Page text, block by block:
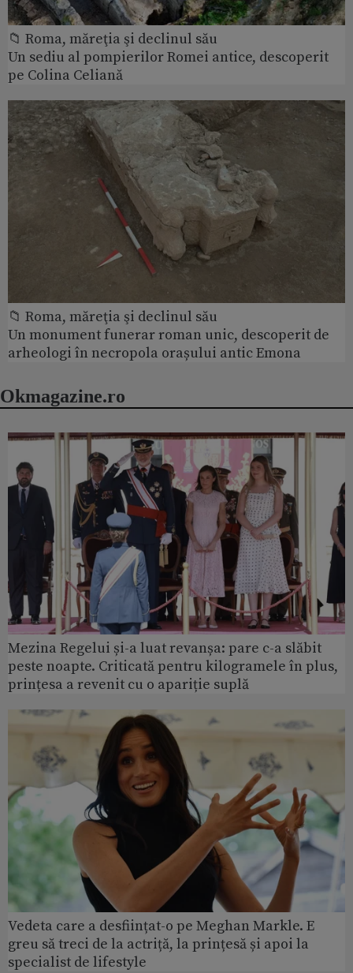
📁 Roma, măreţia şi declinul său
Un sediu al pompierilor Romei antice, descoperit
pe Colina Celiană
📁 Roma, măreţia şi declinul său
Un monument funerar roman unic, descoperit de
arheologi în necropola orașului antic Emona
Okmagazine.ro
Mezina Regelui și-a luat revanșa: pare c-a slăbit
peste noapte. Criticată pentru kilogramele în plus,
prințesa a revenit cu o apariție suplă
Vedeta care a desființat-o pe Meghan Markle. E
greu să treci de la actriță, la prințesă și apoi la
specialist de lifestyle